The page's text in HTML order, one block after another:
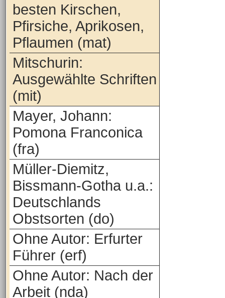
besten Kirschen,
Pfirsiche, Aprikosen,
Pflaumen (mat)
Mitschurin:
Ausgewählte Schriften
(mit)
Mayer, Johann:
Pomona Franconica
(fra)
Müller-Diemitz,
Bissmann-Gotha u.a.:
Deutschlands
Obstsorten (do)
Ohne Autor: Erfurter
Führer (erf)
Ohne Autor: Nach der
Arbeit (nda)